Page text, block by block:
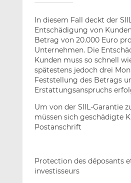
In diesem Fall deckt der
Entschädigung von
Betrag von 20.000 Euro
Unternehmen. Die
Kunden muss so schnell
spätestens jedoch drei
Feststellung des Betrags
Erstattungsanspruchs
Um von der SIIL-Garantie
müssen sich geschädigte
Postanschrift
Protection des déposants
investisseurs